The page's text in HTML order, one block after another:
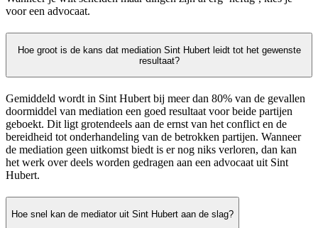
voor een advocaat.
Hoe groot is de kans dat mediation Sint Hubert leidt tot het gewenste
resultaat?
Gemiddeld wordt in Sint Hubert bij meer dan 80% van de gevallen
doormiddel van mediation een goed resultaat voor beide partijen
geboekt. Dit ligt grotendeels aan de ernst van het conflict en de
bereidheid tot onderhandeling van de betrokken partijen. Wanneer
de mediation geen uitkomst biedt is er nog niks verloren, dan kan
het werk over deels worden gedragen aan een advocaat uit Sint
Hubert.
Hoe snel kan de mediator uit Sint Hubert aan de slag?